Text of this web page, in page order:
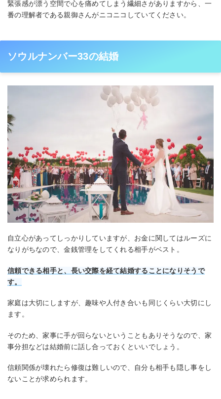
緊張感が漂う空間で心を痛めてしまう繊細さがありますから、一
番の理解者である親御さんがニコニコしていてください。
ソウルナンバー33の結婚
自立心があってしっかりしていますが、お金に関してはルーズに
なりがちなので、金銭管理をしてくれる相手がベスト。
信頼できる相手と、長い交際を経て結婚することになりそうで
す。
家庭は大切にしますが、趣味や人付き合いも同じくらい大切にし
ます。
そのため、家事に手が回らないということもありそうなので、家
事分担などは結婚前に話し合っておくといいでしょう。
信頼関係が壊れたら修復は難しいので、自分も相手も隠し事をし
ないことが求められます。